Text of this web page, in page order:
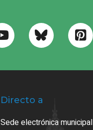
Directo a
Sede electrónica municipal